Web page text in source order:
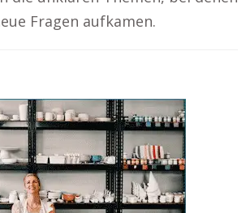
Fragen aufkamen.